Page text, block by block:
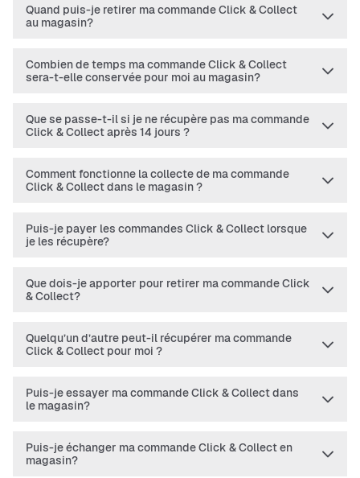
Quand puis-je retirer ma commande Click & Collect
au magasin?
Combien de temps ma commande Click & Collect
sera-t-elle conservée pour moi au magasin?
Que se passe-t-il si je ne récupère pas ma commande
Click & Collect après 14 jours ?
Comment fonctionne la collecte de ma commande
Click & Collect dans le magasin ?
Puis-je payer les commandes Click & Collect lorsque
je les récupère?
Que dois-je apporter pour retirer ma commande Click
& Collect?
Quelqu’un d’autre peut-il récupérer ma commande
Click & Collect pour moi ?
Puis-je essayer ma commande Click & Collect dans
le magasin?
Puis-je échanger ma commande Click & Collect en
magasin?